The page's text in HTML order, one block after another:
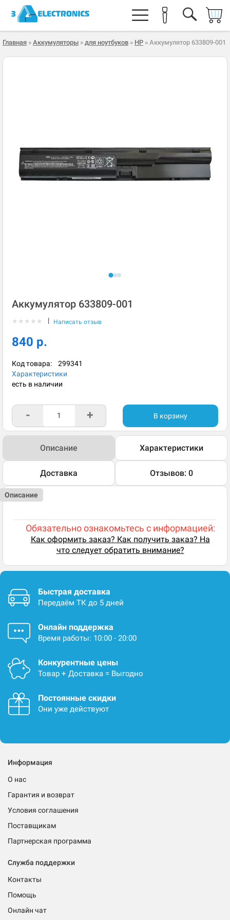
Главная » Аккумуляторы » для ноутбуков » HP » Аккумулятор 633809-001
Аккумулятор 633809-001
★ ★ ★ ★ ★ | Написать отзыв
840 р.
Код товара: 299341
Характеристики
есть в наличии
- + В корзину
Описание Характеристики
Доставка Отзывов: 0
Описание
Обязательно ознакомьтесь с информацией:
Как оформить заказ? Как получить заказ? На
что следует обратить внимание?
Быстрая доставка
Передаём ТК до 5 дней
Онлайн поддержка
Время работы: 10:00 - 20:00
Конкурентные цены
Товар + Доставка = Выгодно
Постоянные скидки
Они уже действуют
Информация
О нас
Гарантия и возврат
Условия соглашения
Поставщикам
Партнерская программа
Служба поддержки
Контакты
Помощь
Онлайн чат